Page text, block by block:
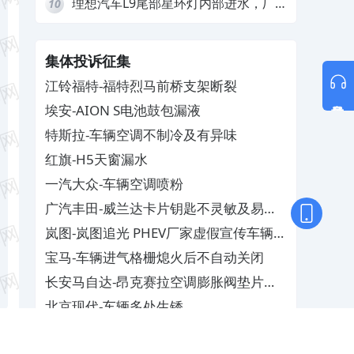
10
集体投诉征集
江铃福特-福特烈马前桥支架断裂
埃安-AION S电池鼓包漏液
特斯拉-车辆空调不制冷及有异味
红旗-H5天窗漏水
一汽大众-车辆空调喷粉
广汽丰田-威兰达卡片钥匙不灵敏及易消
磁
岚图-岚图追光 PHEV厂家虚假宣传车辆配
置与功能
宝马-车辆进气格栅熄火后不自动关闭
长安马自达-昂克赛拉空调膨胀阀垫片生
锈
北京现代-车辆多处生锈